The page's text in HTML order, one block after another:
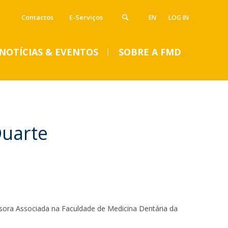
EN LOG IN
Contactos E-Serviços
NOTÍCIAS & EVENTOS
Seg, 01 Jul 2024 - 15:45
SOBRE A FMD
Associada na Faculdade de Medicina Dentária da